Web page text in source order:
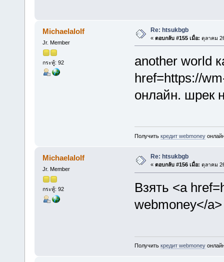
Michaelalolf
Jr. Member
กระทู้: 92
Re: htsukbgb
« ตอบกลับ #155 เมื่อ: ตุลาคม
another world
href=https://
онлайн. шрек
Получить кредит webmoney
Michaelalolf
Jr. Member
กระทู้: 92
Re: htsukbgb
« ตอบกลับ #156 เมื่อ: ตุลาคม
Взять <a
webmoney</
Получить кредит webmoney